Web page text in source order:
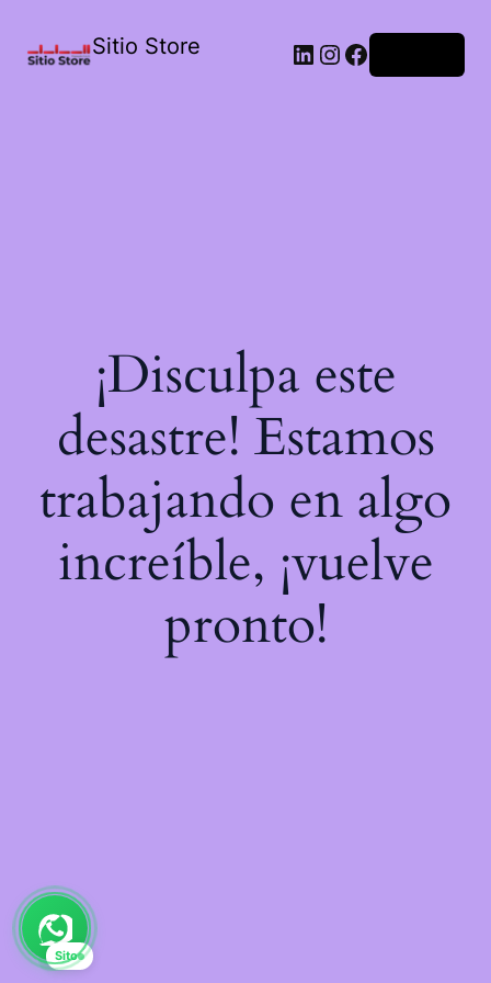
Sitio Store
¡Disculpa este
desastre! Estamos
trabajando en algo
increíble, ¡vuelve
pronto!
Sito